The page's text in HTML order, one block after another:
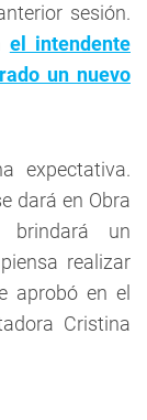
sesión.
el intendente
un nuevo
expectativa.
dará en Obra
brindará un
realizar
aprobó en el
Cristina